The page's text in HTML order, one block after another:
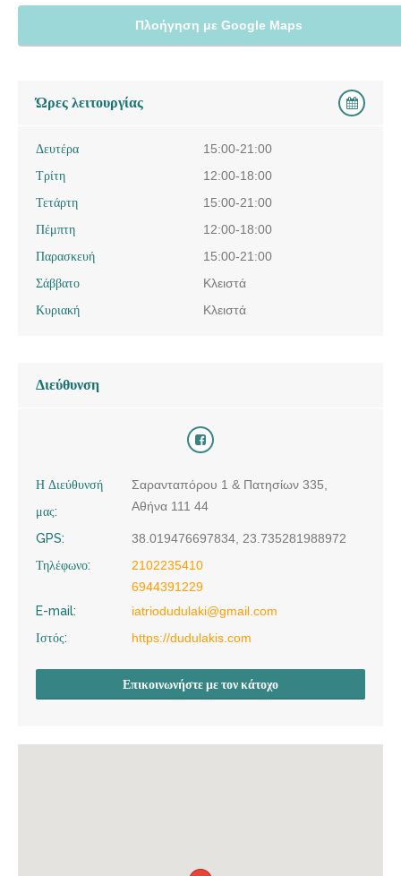
Πλοήγηση με Google Maps
Ώρες λειτουργίας
Δευτέρα
15:00-21:00
Τρίτη
12:00-18:00
Τετάρτη
15:00-21:00
Πέμπτη
12:00-18:00
Παρασκευή
15:00-21:00
Σάββατο
Κλειστά
Κυριακή
Κλειστά
Διεύθυνση
Η Διεύθυνσή
μας:
Σαρανταπόρου 1 & Πατησίων 335,
Αθήνα 111 44
GPS:
38.019476697834, 23.735281988972
Τηλέφωνο:
2102235410
6944391229
E-mail:
iatriodudulaki@gmail.com
Ιστός:
https://dudulakis.com
Επικοινωνήστε με τον κάτοχο